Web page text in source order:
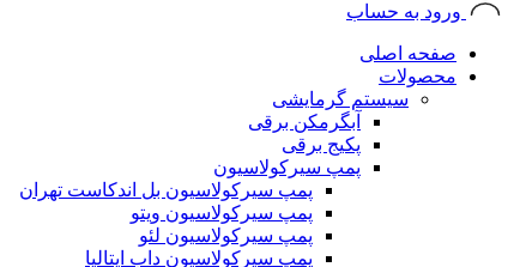
ورود به حساب
صفحه اصلی
محصولات
سیستم گرمایشی
آبگرمکن برقی
پکیج برقی
پمپ سیرکولاسیون
پمپ سیرکولاسیون بل اندکاست تهران
پمپ سیرکولاسیون ویتو
پمپ سیرکولاسیون لئو
پمپ سیرکولاسیون داب ایتالیا